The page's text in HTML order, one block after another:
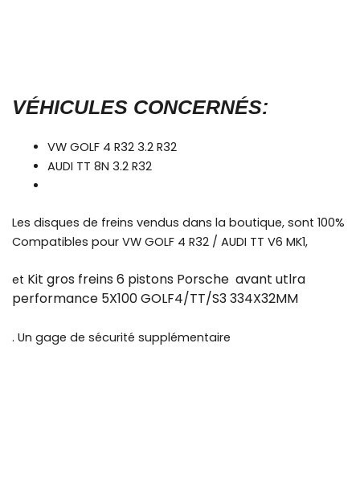
VÉHICULES CONCERNÉS:
VW GOLF 4 R32 3.2 R32
AUDI TT 8N 3.2 R32
Les disques de freins vendus dans la boutique, sont 100%
Compatibles pour VW GOLF 4 R32 / AUDI TT V6 MK1,
et Kit gros freins 6 pistons Porsche avant utlra
performance 5X100 GOLF4/TT/S3 334X32MM
. Un gage de sécurité supplémentaire